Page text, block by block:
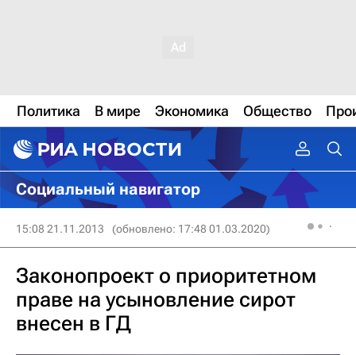
Политика В мире Экономика Общество
Социальный навигатор
15:08 21.11.2013 (обновлено: 17:48 01.03.2020)
Законопроект о приоритетном
праве на усыновление сирот
внесен в ГД